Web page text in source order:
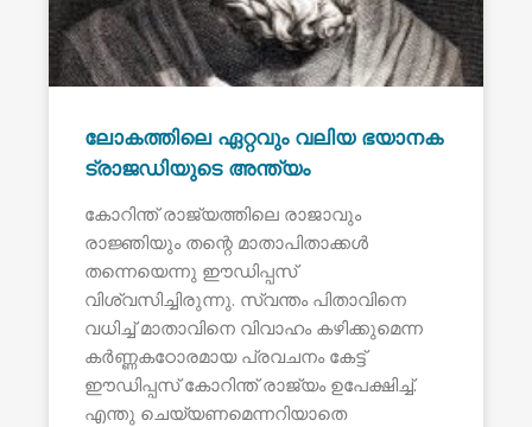
ലോകത്തിലെ ഏറ്റവും വലിയ ഭയാനക
ട്രാജഡിയുടെ അന്ത്യം
കോറിന്ത് രാജ്യത്തിലെ രാജാവും
രാജ്ഞിയും തന്റെ മാതാപിതാക്കൾ
തന്നെയെന്നു ഈഡിപ്പസ്
വിശ്വസിച്ചിരുന്നു. സ്വന്തം പിതാവിനെ
വധിച്ച് മാതാവിനെ വിവാഹം കഴിക്കുമെന്ന
കർണ്ണകഠോരമായ പ്രവചനം കേട്ട്
ഈഡിപ്പസ് കോറിന്ത് രാജ്യം ഉപേക്ഷിച്ച്.
എന്തു ചെയ്യണമെന്നറിയാതെ